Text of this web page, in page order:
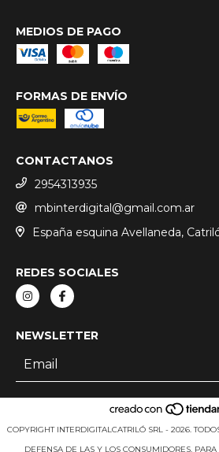
MEDIOS DE PAGO
FORMAS DE ENVÍO
CONTACTANOS
2954313935
mbinterdigital@gmail.com.ar
España esquina Avellaneda,
REDES SOCIALES
NEWSLETTER
COPYRIGHT INTERDIGITALCATRILÓ SRL - 2026.
DEFENSA DE LAS Y LOS CONSUMIDORES.